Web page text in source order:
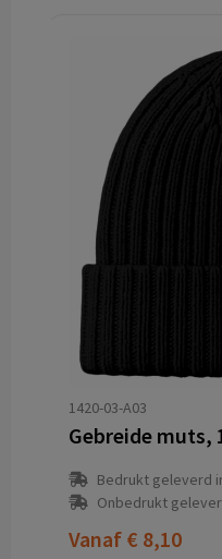
1420-03-A03
Gebreide muts,
Bedrukt geleverd
Onbedrukt
Vanaf € 8,10